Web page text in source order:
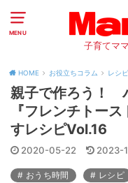
MENU
子育てマ
HOME お役立ちコラム レシピ
親子で作ろう！
『フレンチトー
すレシピVol.16
2020-05-22 2023-
おうち時間 レシピ